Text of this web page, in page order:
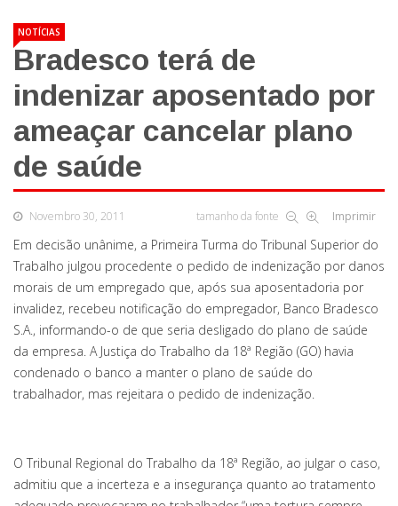
NOTÍCIAS
Bradesco terá de
indenizar aposentado por
ameaçar cancelar plano
de saúde
Novembro 30, 2011 tamanho da fonte Imprimir
Em decisão unânime, a Primeira Turma do Tribunal Superior do
Trabalho julgou procedente o pedido de indenização por danos
morais de um empregado que, após sua aposentadoria por
invalidez, recebeu notificação do empregador, Banco Bradesco
S.A., informando-o de que seria desligado do plano de saúde
da empresa. A Justiça do Trabalho da 18ª Região (GO) havia
condenado o banco a manter o plano de saúde do
trabalhador, mas rejeitara o pedido de indenização.
O Tribunal Regional do Trabalho da 18ª Região, ao julgar o caso,
admitiu que a incerteza e a insegurança quanto ao tratamento